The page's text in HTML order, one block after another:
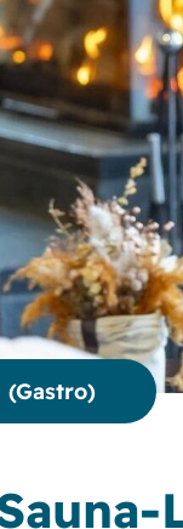
(Gastro)